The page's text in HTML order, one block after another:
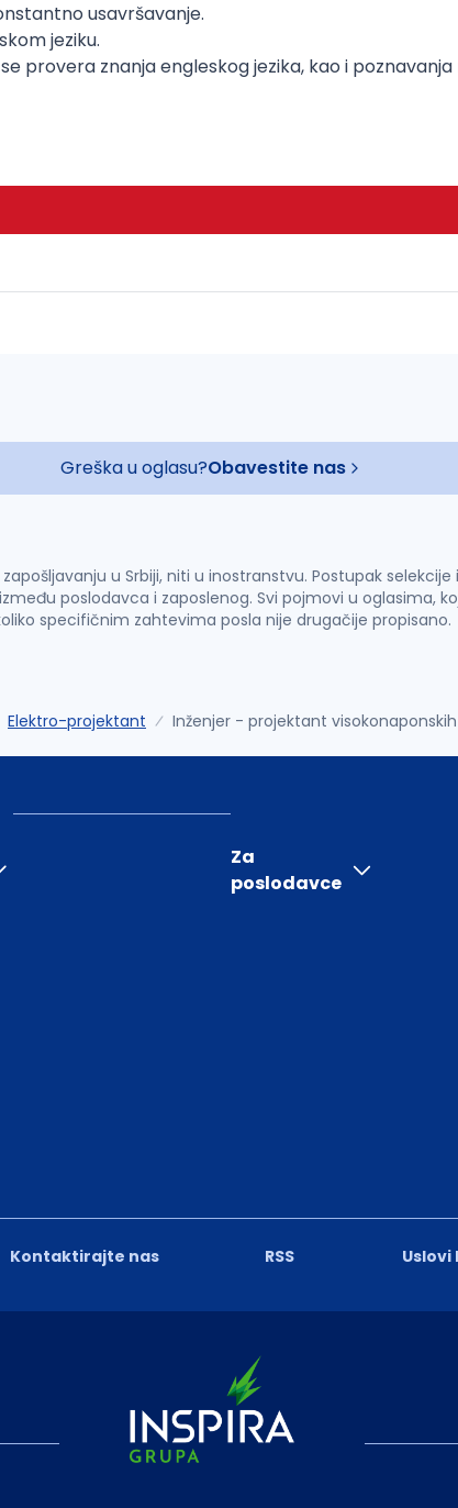
usavršavanje.
jeziku.
provera znanja engleskog jezika, kao i
Greška u oglasu?Obavestite nas
u Srbiji, niti u inostranstvu. Postupak
poslodavca i zaposlenog. Svi pojmovi u oglasima,
specifičnim zahtevima posla nije drugačije propisano.
Elektro-projektant Inženjer - projektant
Kontaktirajte nas RSS
Za
poslodavce